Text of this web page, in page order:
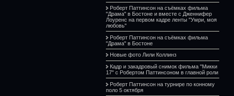
Роберт Паттинсон на съёмках фильма
"Драма" в Бостоне и вместе с Дженнифер
Лоуренс на первом кадре ленты "Умри, моя
любовь"
Роберт Паттинсон на съёмках фильма
"Драма" в Бостоне
Новые фото Лили Коллинз
Кадр и закадровый снимок фильма "Микки
17" с Робертом Паттинсоном в главной роли
Роберт Паттинсон на турнире по конному
поло 5 октября